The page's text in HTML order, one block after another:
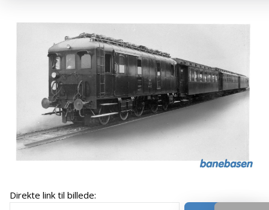
Direkte link til billede: